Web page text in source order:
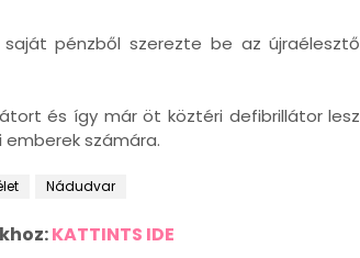
pénzből szerezte be az újraélesztő
és így már öt köztéri defibrillátor lesz
számára.
Nádudvar
KATTINTS IDE